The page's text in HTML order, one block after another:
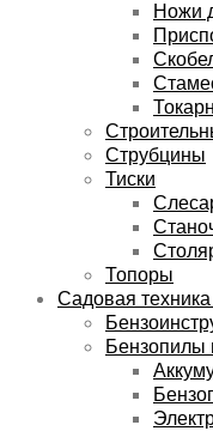
Ножи
Струбцины
Тиски
Топоры
Садовая
Бензопилы